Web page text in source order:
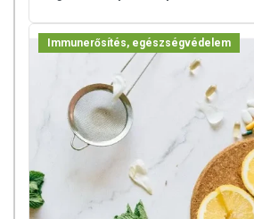
Immunerősítés, egészségvédelem